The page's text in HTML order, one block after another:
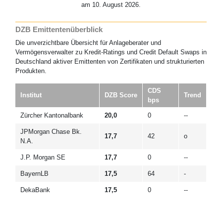
am 10. August 2026.
DZB Emittentenüberblick
Die unverzichtbare Übersicht für Anlageberater und
Vermögensverwalter zu Kredit-Ratings und Credit Default Swaps in
Deutschland aktiver Emittenten von Zertifikaten und strukturierten
Produkten.
Institut DZB Score
CDS
bps
Trend
Zürcher Kantonalbank 20,0 0 --
JPMorgan Chase Bk.
N.A.
17,7 42 o
J.P. Morgan SE 17,7 0 --
BayernLB 17,5 64 -
DekaBank 17,5 0 --